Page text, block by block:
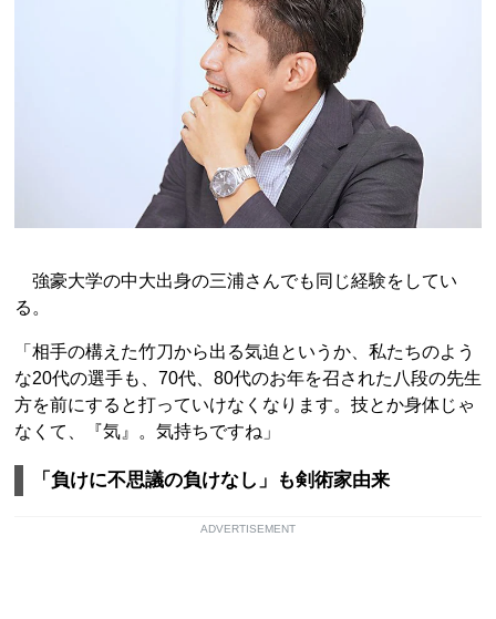
強豪大学の中大出身の三浦さんでも同じ経験をしてい
る。
「相手の構えた竹刀から出る気迫というか、私たちのよう
な20代の選手も、70代、80代のお年を召された八段の先生
方を前にすると打っていけなくなります。技とか身体じゃ
なくて、『気』。気持ちですね」
「負けに不思議の負けなし」も剣術家由来
ADVERTISEMENT